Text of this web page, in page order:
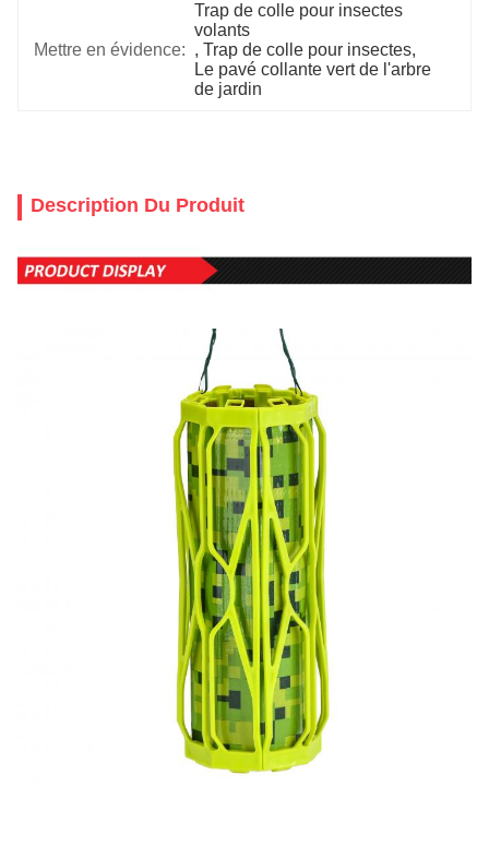
Mettre en évidence:
Trap de colle pour insectes
volants
, Trap de colle pour insectes,
Le pavé collante vert de l'arbre
de jardin
Description Du Produit